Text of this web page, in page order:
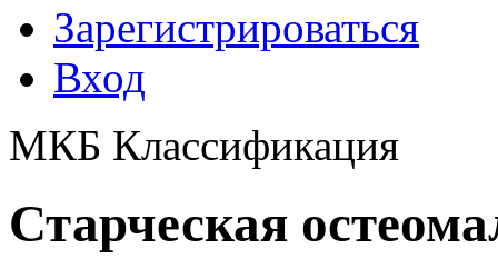
Зарегистрироваться
Вход
МКБ Классификация
Старческая